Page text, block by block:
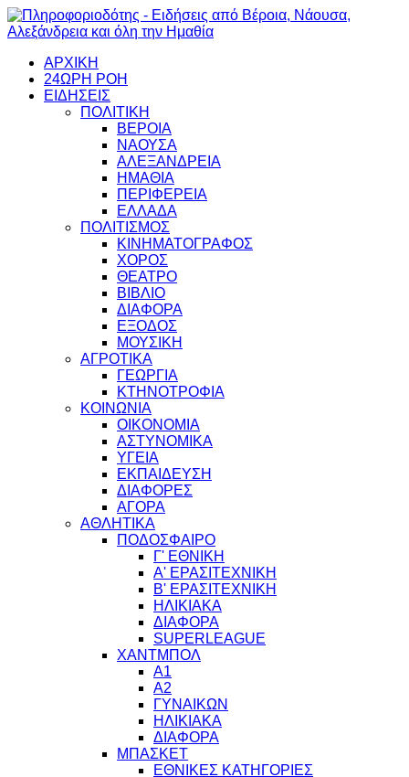
ΑΡΧΙΚΗ
24ΩΡΗ ΡΟΗ
ΕΙΔΗΣΕΙΣ
ΠΟΛΙΤΙΚΗ
ΒΕΡΟΙΑ
ΝΑΟΥΣΑ
ΑΛΕΞΑΝΔΡΕΙΑ
ΗΜΑΘΙΑ
ΠΕΡΙΦΕΡΕΙΑ
ΕΛΛΑΔΑ
ΠΟΛΙΤΙΣΜΟΣ
ΚΙΝΗΜΑΤΟΓΡΑΦΟΣ
ΧΟΡΟΣ
ΘΕΑΤΡΟ
ΒΙΒΛΙΟ
ΔΙΑΦΟΡΑ
ΕΞΟΔΟΣ
ΜΟΥΣΙΚΗ
ΑΓΡΟΤΙΚΑ
ΓΕΩΡΓΙΑ
ΚΤΗΝΟΤΡΟΦΙΑ
ΚΟΙΝΩΝΙΑ
ΟΙΚΟΝΟΜΙΑ
ΑΣΤΥΝΟΜΙΚΑ
ΥΓΕΙΑ
ΕΚΠΑΙΔΕΥΣΗ
ΔΙΑΦΟΡΕΣ
ΑΓΟΡΑ
ΑΘΛΗΤΙΚΑ
ΠΟΔΟΣΦΑΙΡΟ
Γ' ΕΘΝΙΚΗ
Α' ΕΡΑΣΙΤΕΧΝΙΚΗ
Β' ΕΡΑΣΙΤΕΧΝΙΚΗ
ΗΛΙΚΙΑΚΑ
ΔΙΑΦΟΡΑ
SUPERLEAGUE
ΧΑΝΤΜΠΟΛ
Α1
Α2
ΓΥΝΑΙΚΩΝ
ΗΛΙΚΙΑΚΑ
ΔΙΑΦΟΡΑ
ΜΠΑΣΚΕΤ
ΕΘΝΙΚΕΣ ΚΑΤΗΓΟΡΙΕΣ